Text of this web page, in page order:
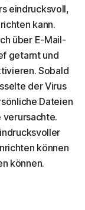
eindrucksvoll,
kann.
über E-Mail-
getarnt und
Sobald
der Virus
Dateien
verursachte.
können
können.